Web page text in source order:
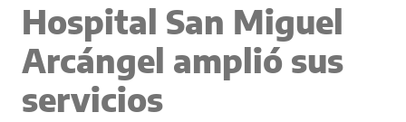
Hospital San Miguel
Arcángel amplió sus
servicios